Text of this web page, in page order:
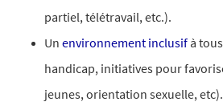
partiel, télétravail, etc.).
Un environnement inclusif à
handicap, initiatives pour
jeunes, orientation sexuelle, etc).